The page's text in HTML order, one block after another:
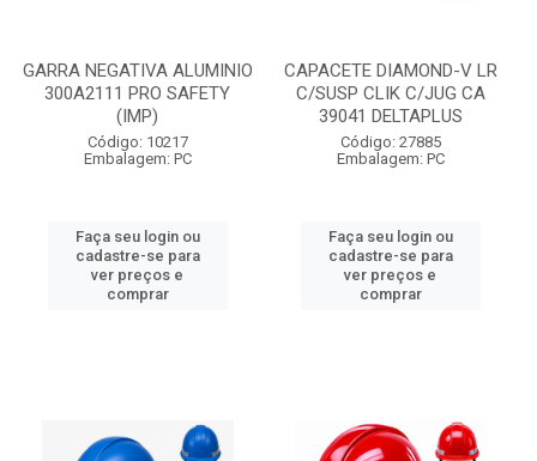
GARRA NEGATIVA ALUMINIO
300A2111 PRO SAFETY
(IMP)
Código: 10217
Embalagem: PC
Faça seu login ou
cadastre-se para
ver preços e
comprar
CAPACETE DIAMOND-V LR
C/SUSP CLIK C/JUG CA
39041 DELTAPLUS
Código: 27885
Embalagem: PC
Faça seu login ou
cadastre-se para
ver preços e
comprar